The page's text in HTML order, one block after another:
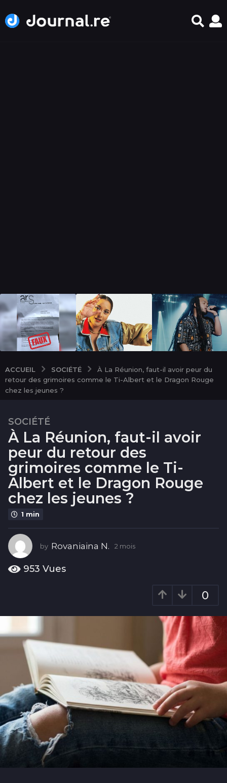
ACCUEIL SOCIÉTÉ
À La Réunion, faut-il avoir peur du
retour des grimoires comme le Ti-Albert et le Dragon Rouge
chez les jeunes ?
2
m
s
2
m
SOCIÉTÉ
À La Réunion, faut-il avoir
peur du retour des
grimoires comme le Ti-
Albert et le Dragon Rouge
chez les jeunes ?
1 min
by Rovaniaina N. 2 mois
953 Vues
0